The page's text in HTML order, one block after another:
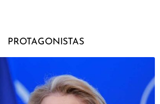
PROTAGONISTAS